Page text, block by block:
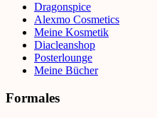
Dragonspice
Alexmo Cosmetics
Meine Kosmetik
Diacleanshop
Posterlounge
Meine Bücher
Formales